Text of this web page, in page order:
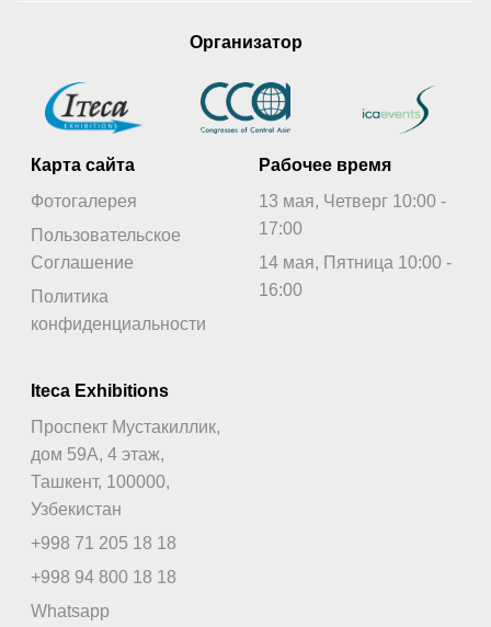
Организатор
Карта сайта
Фотогалерея
Пользовательское
Соглашение
Политика
конфиденциальности
Рабочее время
13 мая, Четверг 10:00 -
17:00
14 мая, Пятница 10:00 -
16:00
Iteca Exhibitions
Проспект Мустакиллик,
дом 59А, 4 этаж,
Ташкент, 100000,
Узбекистан
+998 71 205 18 18
+998 94 800 18 18
Whatsapp